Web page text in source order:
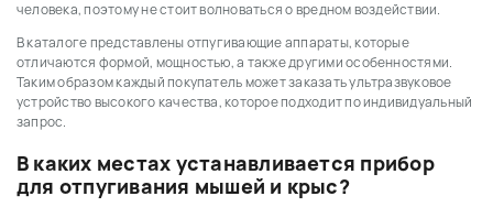
человека, поэтому не стоит волноваться о вредном воздействии.
В каталоге представлены отпугивающие аппараты, которые
отличаются формой, мощностью, а также другими особенностями.
Таким образом каждый покупатель может заказать ультразвуковое
устройство высокого качества, которое подходит по индивидуальный
запрос.
В каких местах устанавливается прибор
для отпугивания мышей и крыс?